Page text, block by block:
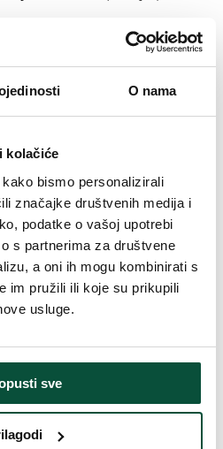
O nama
kolačiće
bismo personalizirali
značajke društvenih medija i
podatke o vašoj upotrebi
s partnerima za društvene
a oni ih mogu kombinirati s
im pružili ili koje su prikupili
usluge.
sve